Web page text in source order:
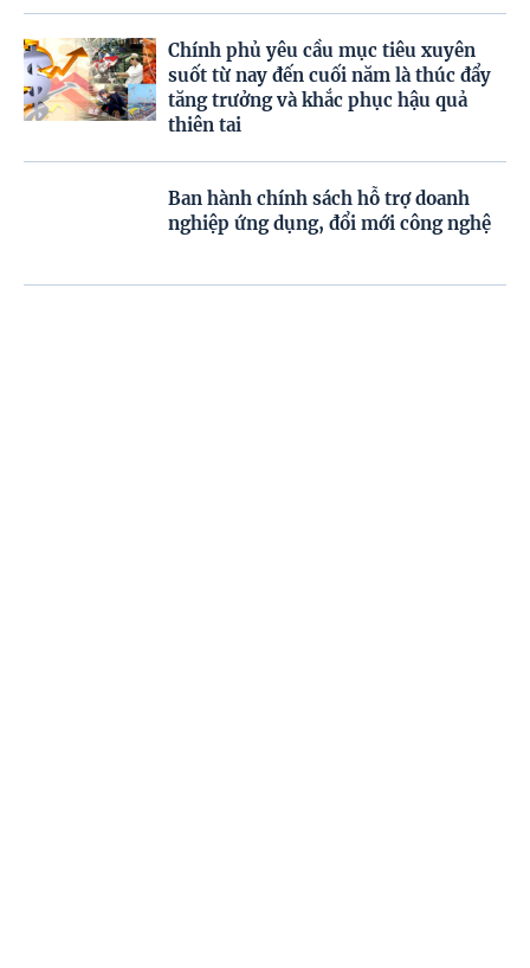
Chính phủ yêu cầu mục tiêu xuyên
suốt từ nay đến cuối năm là thúc đẩy
tăng trưởng và khắc phục hậu quả
thiên tai
Ban hành chính sách hỗ trợ doanh
nghiệp ứng dụng, đổi mới công nghệ